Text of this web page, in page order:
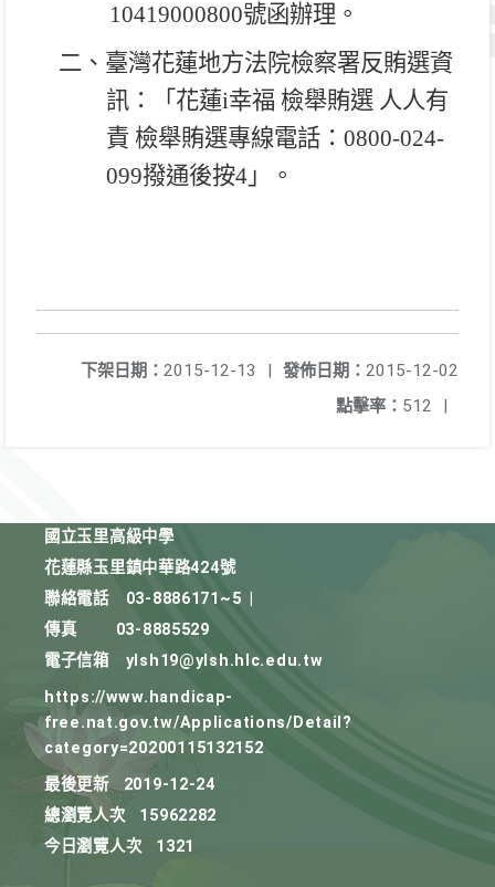
10419000800號函辦理。
二、臺灣花蓮地方法院檢察署反賄選資
訊：「花蓮i幸福 檢舉賄選 人人有
責 檢舉賄選專線電話：0800-024-
099撥通後按4 」。
發佈日期： 2015-12-02
下架日期： 2015-12-13
|
點擊率： 512 |
國立玉里高級中學
花蓮縣玉里鎮中華路424號
聯絡電話
03-8886171~5
傳真
03-8885529
電子信箱
ylsh19@ylsh.hlc.edu.tw
https://www.handicap-
free.nat.gov.tw/Applications/Detail?
category=20200115132152
最後更新
2019-12-24
總瀏覽人次
15962282
今日瀏覽人次
1321